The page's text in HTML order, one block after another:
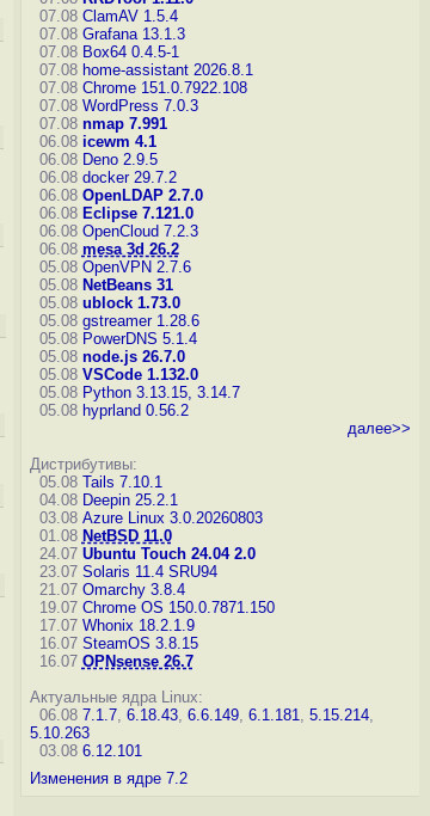
07.08 ClamAV 1.5.4
07.08 Grafana 13.1.3
07.08 Box64 0.4.5-1
07.08 home-assistant 2026.8.1
07.08 Chrome 151.0.7922.108
07.08 WordPress 7.0.3
07.08 nmap 7.991
06.08 icewm 4.1
06.08 Deno 2.9.5
06.08 docker 29.7.2
06.08 OpenLDAP 2.7.0
06.08 Eclipse 7.121.0
06.08 OpenCloud 7.2.3
06.08 mesa 3d 26.2
05.08 OpenVPN 2.7.6
05.08 NetBeans 31
05.08 ublock 1.73.0
05.08 gstreamer 1.28.6
05.08 PowerDNS 5.1.4
05.08 node.js 26.7.0
05.08 VSCode 1.132.0
05.08 Python 3.13.15, 3.14.7
05.08 hyprland 0.56.2
далее>>
Дистрибутивы:
05.08 Tails 7.10.1
04.08 Deepin 25.2.1
03.08 Azure Linux 3.0.20260803
01.08 NetBSD 11.0
24.07 Ubuntu Touch 24.04 2.0
23.07 Solaris 11.4 SRU94
21.07 Omarchy 3.8.4
19.07 Chrome OS 150.0.7871.150
17.07 Whonix 18.2.1.9
16.07 SteamOS 3.8.15
16.07 OPNsense 26.7
Актуальные ядра Linux:
06.08 7.1.7, 6.18.43, 6.6.149, 6.1.181, 5.15.214,
5.10.263
03.08 6.12.101
Изменения в ядре 7.2